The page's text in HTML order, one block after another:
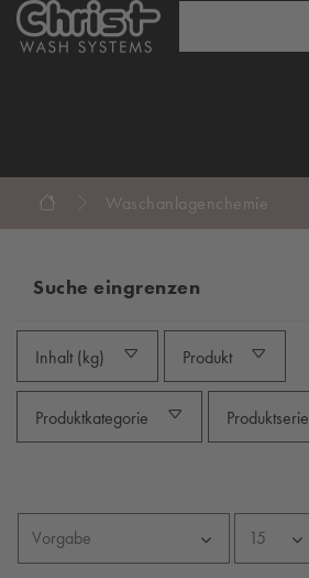
Waschanlagenchemie
Suche eingrenzen
Inhalt (kg) Produkt
Produktkategorie Produktserie